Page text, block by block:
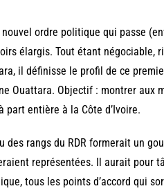
ordre politique qui passe
élargis. Tout étant négociable,
il définisse le profil de ce
Ouattara. Objectif : montrer aux
part entière à la Côte d’Ivoire.
rangs du RDR formerait un
représentées. Il aurait pour
tous les points d’accord qui